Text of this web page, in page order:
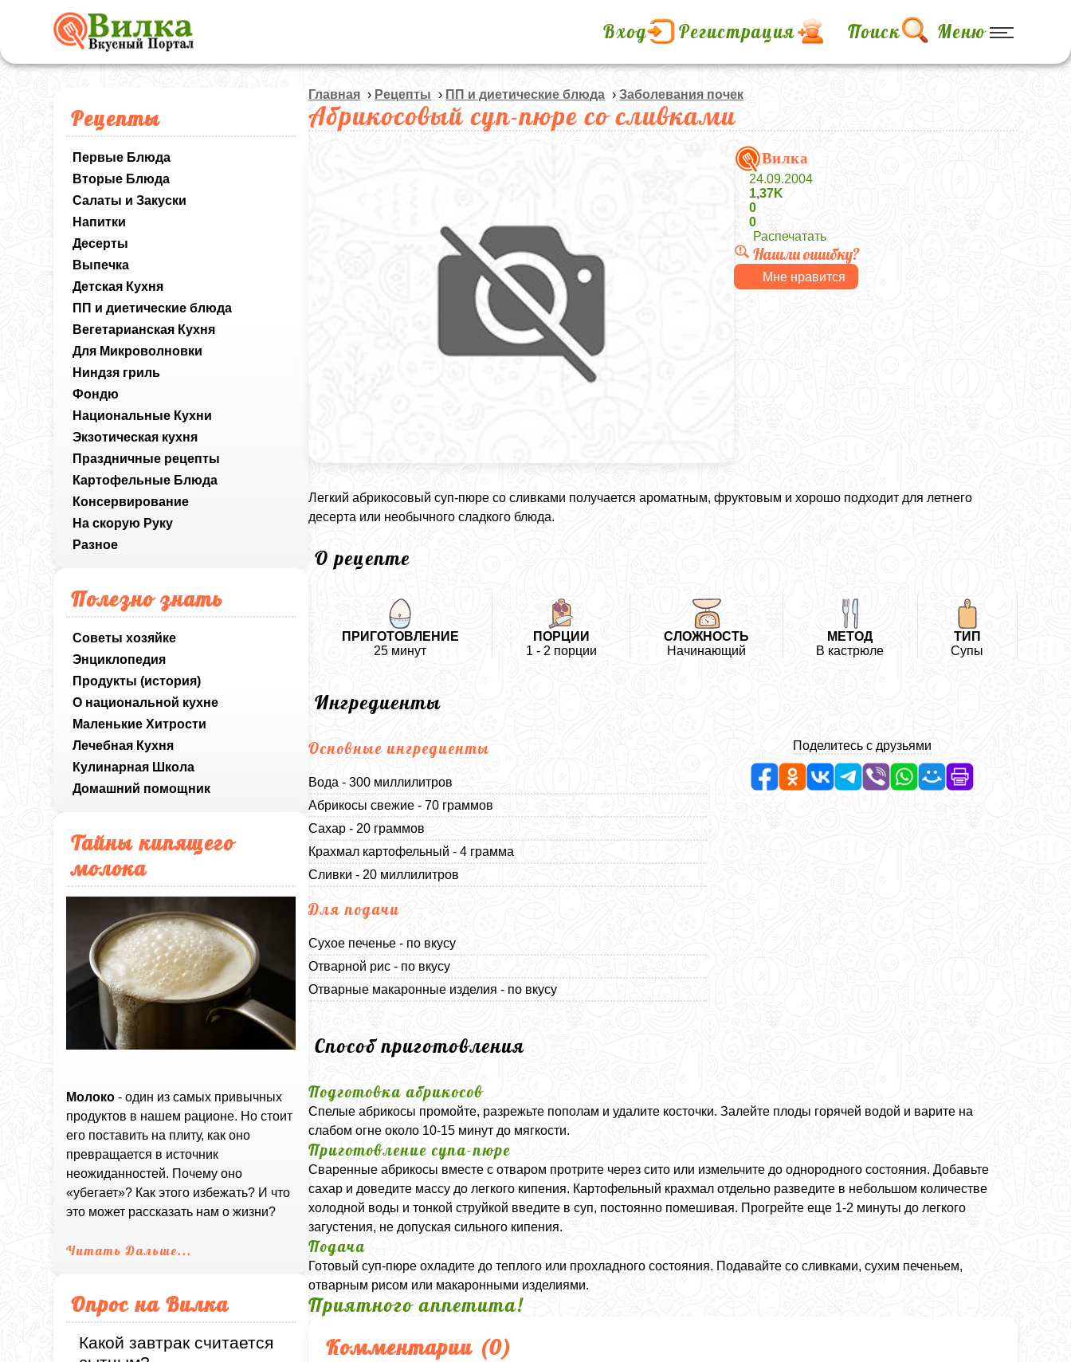
Вход Регистрация Поиск Меню
Рецепты
Первые Блюда
Вторые Блюда
Салаты и Закуски
Напитки
Десерты
Выпечка
Детская Кухня
ПП и диетические блюда
Вегетарианская Кухня
Для Микроволновки
Ниндзя гриль
Фондю
Национальные Кухни
Экзотическая кухня
Праздничные рецепты
Картофельные Блюда
Консервирование
На скорую Руку
Разное
Полезно знать
Советы хозяйке
Энциклопедия
Продукты (история)
О национальной кухне
Маленькие Хитрости
Лечебная Кухня
Кулинарная Школа
Домашний помощник
Тайны кипящего
молока
Молоко - один из самых привычных
продуктов в нашем рационе. Но стоит
его поставить на плиту, как оно
превращается в источник
неожиданностей. Почему оно
«убегает»? Как этого избежать? И что
это может рассказать нам о жизни?
Читать Дальше...
Опрос на Вилка
Какой завтрак считается
Главная › Рецепты › ПП и диетические блюда ›Заболевания почек
Абрикосовый суп-пюре со сливками
Вилка
24.09.2004
1,37K
0
0
Распечатать
Нашли ошибку?
Мне нравится
Легкий абрикосовый суп-пюре со сливками получается ароматным, фруктовым и хорошо подходит для летнего
десерта или необычного сладкого блюда.
О рецепте
ПРИГОТОВЛЕНИЕ
25 минут
ПОРЦИИ
1 - 2 порции
СЛОЖНОСТЬ
Начинающий
МЕТОД
В кастрюле
ТИП
Супы
Ингредиенты
Основные ингредиенты
Вода - 300 миллилитров
Абрикосы свежие - 70 граммов
Сахар - 20 граммов
Крахмал картофельный - 4 грамма
Сливки - 20 миллилитров
Для подачи
Сухое печенье - по вкусу
Отварной рис - по вкусу
Отварные макаронные изделия - по вкусу
Поделитесь с друзьями
Способ приготовления
Подготовка абрикосов
Спелые абрикосы промойте, разрежьте пополам и удалите косточки. Залейте плоды горячей водой и варите на
слабом огне около 10-15 минут до мягкости.
Приготовление супа-пюре
Сваренные абрикосы вместе с отваром протрите через сито или измельчите до однородного состояния. Добавьте
сахар и доведите массу до легкого кипения. Картофельный крахмал отдельно разведите в небольшом количестве
холодной воды и тонкой струйкой введите в суп, постоянно помешивая. Прогрейте еще 1-2 минуты до легкого
загустения, не допуская сильного кипения.
Подача
Готовый суп-пюре охладите до теплого или прохладного состояния. Подавайте со сливками, сухим печеньем,
отварным рисом или макаронными изделиями.
Приятного аппетита!
Комментарии (0)